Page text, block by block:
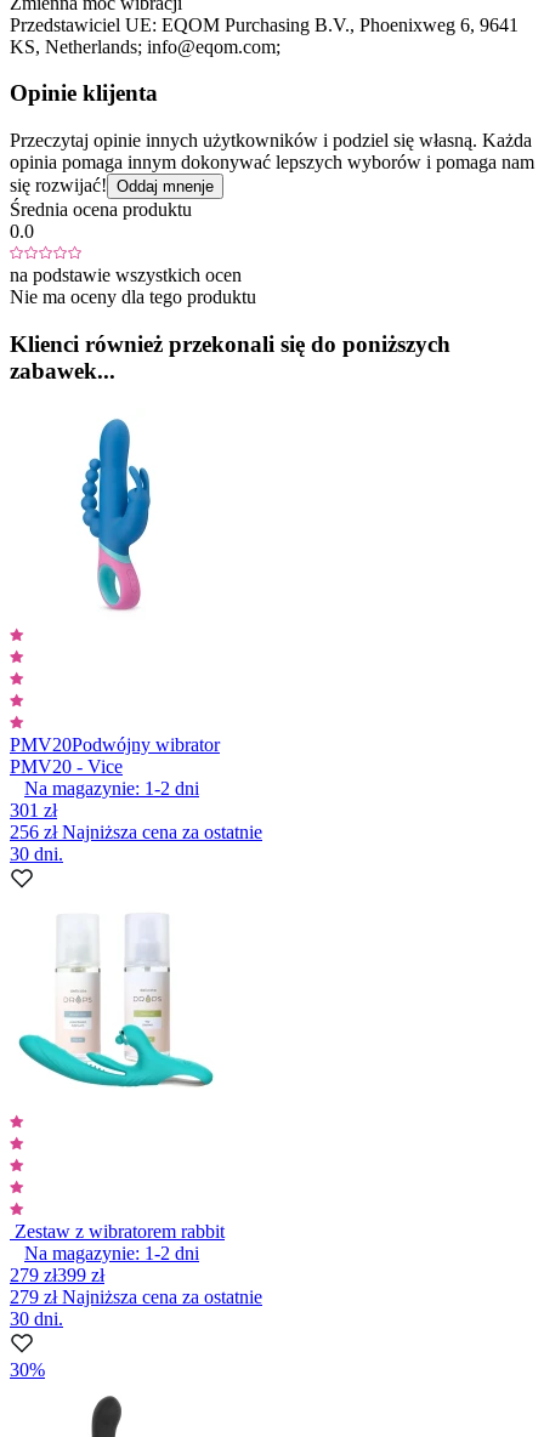
Przedstawiciel UE: EQOM Purchasing B.V., Phoenixweg 6, 9641
KS, Netherlands; info@eqom.com;
Opinie klijenta
Przeczytaj opinie innych użytkowników i podziel się własną. Każda
opinia pomaga innym dokonywać lepszych wyborów i pomaga nam
się rozwijać! Oddaj mnenje
Średnia ocena produktu
0.0
na podstawie wszystkich ocen
Nie ma oceny dla tego produktu
Klienci również przekonali się do poniższych
zabawek...
PMV20Podwójny wibrator
PMV20 - Vice
Na magazynie: 1-2 dni
301 zł
256 złNajniższa cena za ostatnie
30 dni.
Zestaw z wibratorem rabbit
Na magazynie: 1-2 dni
279 zł399 zł
279 złNajniższa cena za ostatnie
30 dni.
30%